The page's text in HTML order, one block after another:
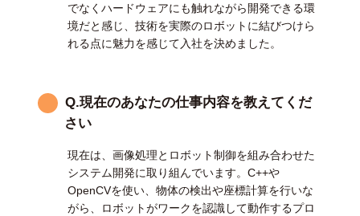
でなくハードウェアにも触れながら開発できる環
境だと感じ、技術を実際のロボットに結びつけら
れる点に魅力を感じて入社を決めました。
Q.現在のあなたの仕事内容を教えてくだ
さい
現在は、画像処理とロボット制御を組み合わせた
システム開発に取り組んでいます。C++や
OpenCVを使い、物体の検出や座標計算を行いな
がら、ロボットがワークを認識して動作するプロ